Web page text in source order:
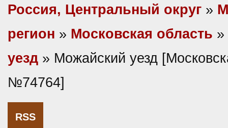
Россия, Центральный округ »
регион » Московская область »
уезд » Можайский уезд
№74764]
RSS